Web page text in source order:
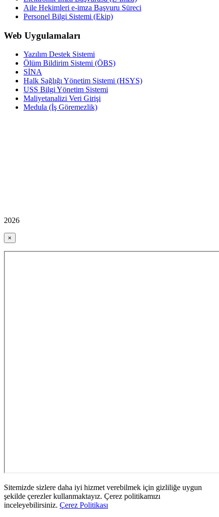
Aile Hekimleri e-imza Başvuru Süreci
Personel Bilgi Sistemi (Ekip)
Web Uygulamaları
Yazılım Destek Sistemi
Ölüm Bildirim Sistemi (ÖBS)
SİNA
Halk Sağlığı Yönetim Sistemi (HSYS)
USS Bilgi Yönetim Sistemi
Maliyetanalizi Veri Girişi
Medula (İş Göremezlik)
2026
×
Sitemizde sizlere daha iyi hizmet verebilmek için gizliliğe uygun
şekilde çerezler kullanmaktayız. Çerez politikamızı
inceleyebilirsiniz. Çerez Politikası